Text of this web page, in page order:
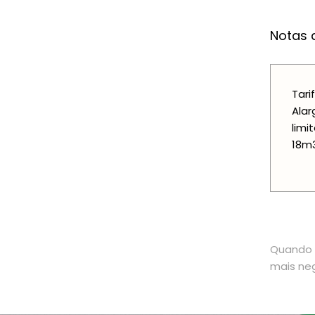
Notas
mais